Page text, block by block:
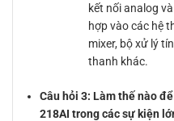
kết nối analog
hợp vào các hệ
mixer, bộ xử lý
thanh khác.
Câu hỏi 3: Làm thế nào
218AI trong các sự kiện